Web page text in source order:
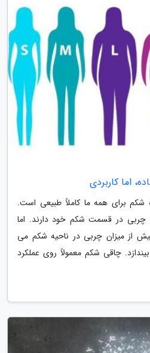
شکم برای همه ما کاملاً طبیعی است.
چربی در قسمت شکم خود دارند. اما
از میزان چربی در ناحیه شکم می
چاقی شکم معمولاً روی عملکرد